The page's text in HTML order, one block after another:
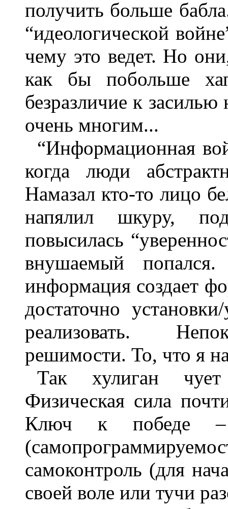
получить больше
“идеологической
чему это ведет. Но
как бы побольше
безразличие к
очень многим...
“Информационная
когда люди
Намазал кто-то лицо
напялил шкуру,
повысилась
внушаемый
информация создает
достаточно
реализовать.
решимости. То, что я
Так хулиган
Физическая сила
Ключ к победе –
самоконтроль (для
своей воле или тучи